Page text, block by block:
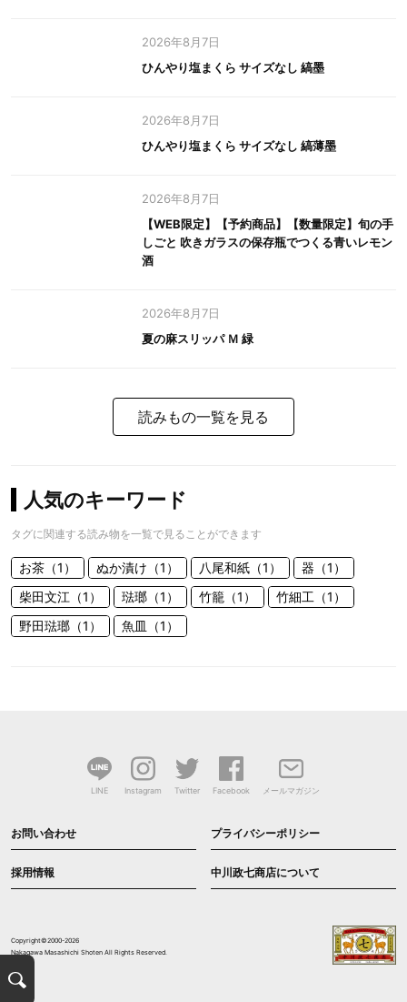
2026年8月7日
ひんやり塩まくら サイズなし 縞墨
2026年8月7日
ひんやり塩まくら サイズなし 縞薄墨
2026年8月7日
【WEB限定】【予約商品】【数量限定】旬の手
しごと 吹きガラスの保存瓶でつくる青いレモン
酒
2026年8月7日
夏の麻スリッパ Ｍ 緑
読みもの一覧を見る
人気のキーワード
タグに関連する読み物を一覧で見ることができます
お茶（1） ぬか漬け（1） 八尾和紙（1）
器（1）
柴田文江（1）
琺瑯（1） 竹籠（1）
竹細工（1）
野田琺瑯（1）
魚皿（1）
LINE Instagram Twitter Facebook メールマガジン
お問い合わせ プライバシーポリシー
採用情報 中川政七商店について
Copyright©2000-2026
Nakagawa Masashichi Shoten All Rights Reserved.
検